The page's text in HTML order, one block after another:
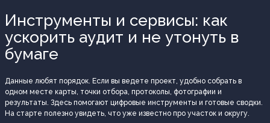
Инструменты и сервисы: как
ускорить аудит и не утонуть в
бумаге
Данные любят порядок. Если вы ведете проект, удобно собрать в
одном месте карты, точки отбора, протоколы, фотографии и
результаты. Здесь помогают цифровые инструменты и готовые сводки.
На старте полезно увидеть, что уже известно про участок и округу.